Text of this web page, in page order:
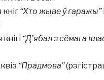
“Хто жыве ў гаражы”і
“Д’ябал з сёмага
“Прадмова”